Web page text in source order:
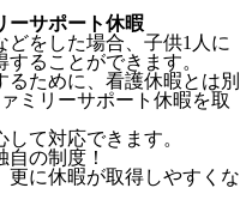
ーサポート休暇
をした場合、子供1人に
ることができます。
ために、看護休暇とは別
ミリーサポート休暇を取
て対応できます。
の制度！
更に休暇が取得しやすくな